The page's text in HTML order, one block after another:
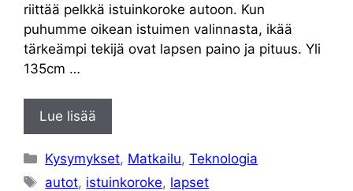
riittää pelkkä istuinkoroke autoon. Kun
puhumme oikean istuimen valinnasta, ikää
tärkeämpi tekijä ovat lapsen paino ja pituus. Yli
135cm …
Lue lisää
Kategoriat
Kysymykset, Matkailu,Teknologia
Avainsanat
autot, istuinkoroke, lapset